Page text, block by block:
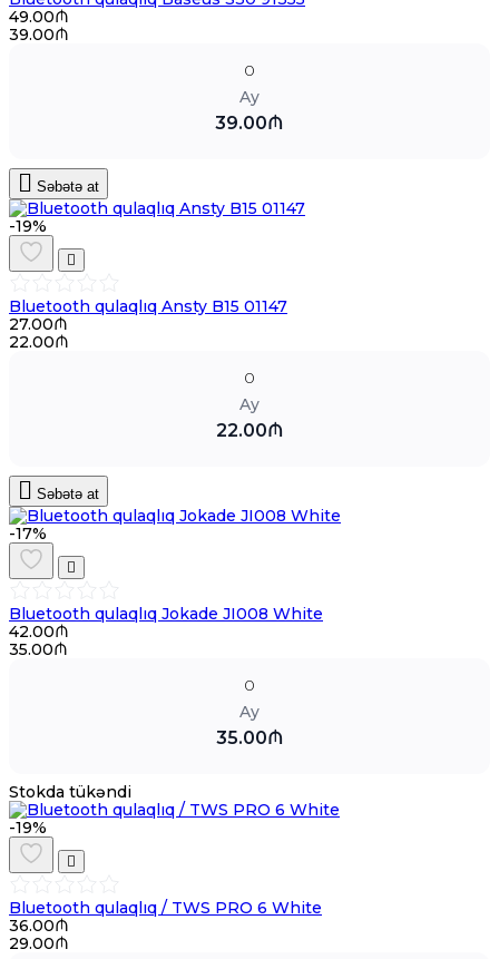
49.00₼
39.00₼
0
Ay
39.00₼
Səbətə at
-19%
Bluetooth qulaqlıq Ansty B15 01147
27.00₼
22.00₼
0
Ay
22.00₼
Səbətə at
-17%
Bluetooth qulaqlıq Jokade JI008 White
42.00₼
35.00₼
0
Ay
35.00₼
Stokda tükəndi
-19%
Bluetooth qulaqlıq / TWS PRO 6 White
36.00₼
29.00₼